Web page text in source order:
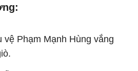
vệ Phạm Mạnh Hùng vắng